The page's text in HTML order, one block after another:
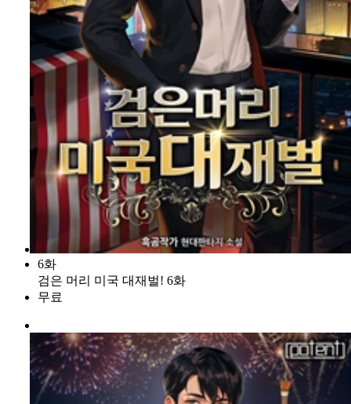
6화
검은 머리 미국 대재벌! 6화
무료